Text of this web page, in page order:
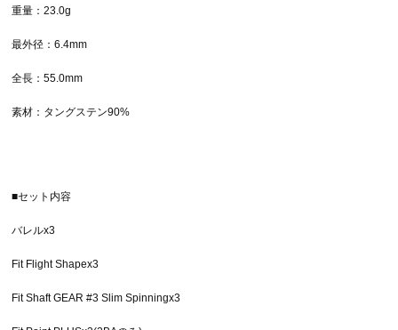
重量：23.0g
最外径：6.4mm
全長：55.0mm
素材：タングステン90%
■セット内容
バレルx3
Fit Flight Shapex3
Fit Shaft GEAR #3 Slim Spinningx3